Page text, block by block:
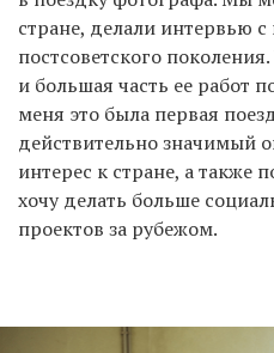
стране, делали интервью
постсоветского
и большая часть ее работ
меня это была первая
действительно значимый
интерес к стране, а также
хочу делать больше
проектов за рубежом.